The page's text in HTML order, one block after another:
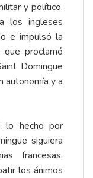
y político.
los ingleses
e impulsó la
que proclamó
Domingue
autonomía y a
lo hecho por
siguiera
francesas.
los ánimos